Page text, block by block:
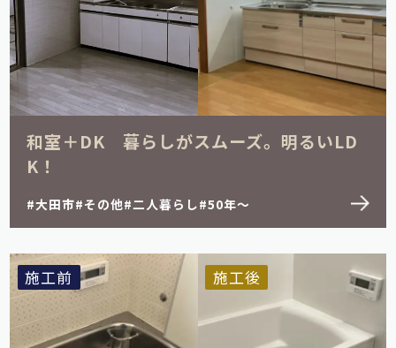
和室＋DK 暮らしがスムーズ。明るいLD
K！
大田市 その他 二人暮らし 50年～
施工前 施工後